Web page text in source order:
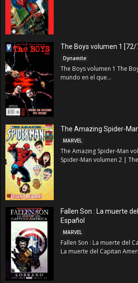
The Boys volumen 1 [72/
Dynamite
The Boys volumen 1 The
mundo en el que...
The Amazing Spider-
MARVEL
The Amazing Spider-Man
Spider-Man volumen 2 |
Fallen Son : La muerte
Español
MARVEL
Fallen Son : La muerte del
La muerte del Capitan